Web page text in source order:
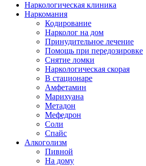
Наркологическая клиника
Наркомания
Кодирование
Нарколог на дом
Принудительное лечение
Помощь при передозировке
Снятие ломки
Наркологическая скорая
В стационаре
Амфетамин
Марихуана
Метадон
Мефедрон
Соли
Спайс
Алкоголизм
Пивной
На дому